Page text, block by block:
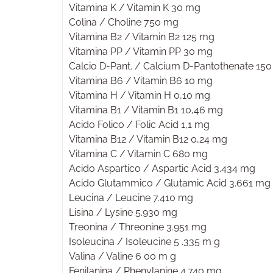
Vitamina K / Vitamin K 30 mg
Colina / Choline 750 mg
Vitamina B2 / Vitamin B2 125 mg
Vitamina PP / Vitamin PP 30 mg
Calcio D-Pant. / Calcium D-Pantothenate
Vitamina B6 / Vitamin B6 10 mg
Vitamina H / Vitamin H 0,10 mg
Vitamina B1 / Vitamin B1 10,46 mg
Acido Folico / Folic Acid 1,1 mg
Vitamina B12 / Vitamin B12 0,24 mg
Vitamina C / Vitamin C 680 mg
Acido Aspartico / Aspartic Acid 3.434 mg
Acido Glutammico / Glutamic Acid 3.661 mg
Leucina / Leucine 7.410 mg
Lisina / Lysine 5.930 mg
Treonina / Threonine 3.951 mg
Isoleucina / Isoleucine 5 .335 m g
Valina / Valine 6 00 m g